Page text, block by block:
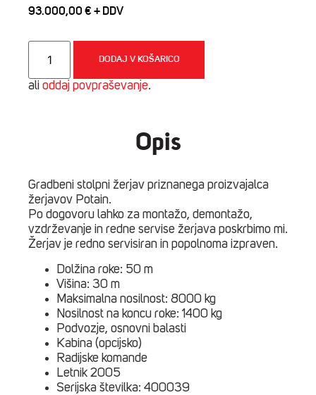
93.000,00 €
Potain
MD175B
CITY,
stolpni
gradbeni
DODAJ V KOŠARICO
ali oddaj povpraševanje.
Opis
Gradbeni stolpni žerjav priznanega proizvajalca
žerjavov Potain.
Po dogovoru lahko za montažo, demontažo,
vzdrževanje in redne servise žerjava poskrbimo mi.
Žerjav je redno servisiran in popolnoma izpraven.
Dolžina roke: 50 m
Višina: 30 m
Maksimalna nosilnost: 8000 kg
Nosilnost na koncu roke: 1400 kg
Podvozje, osnovni balasti
Kabina (opcijsko)
Radijske komande
Letnik 2005
Serijska številka: 400039